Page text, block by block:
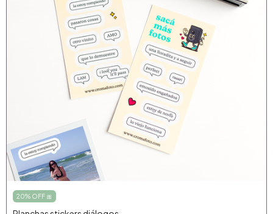
20% OFF 🎀